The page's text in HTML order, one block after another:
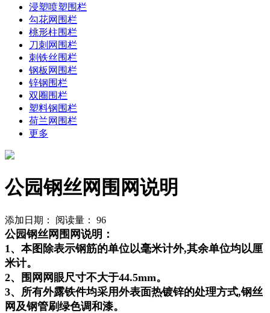
浸塑喷塑围栏
勾花网围栏
桃形柱围栏
刀刺网围栏
刺铁丝围栏
钢板网围栏
锌钢围栏
双圈围栏
塑料钢围栏
荷兰网围栏
更多
公园钢丝网围网说明
添加日期： 阅读量： 96
公园钢丝网围网说明：
1、本图除表示钢筋的单位以毫米计外,其余单位均以厘
米计。
2、围网网眼尺寸不大于44.5mm。
3、所有外露铁件均采用外表面热镀锌的处理方式,钢丝
网及钢管刷绿色调和漆。